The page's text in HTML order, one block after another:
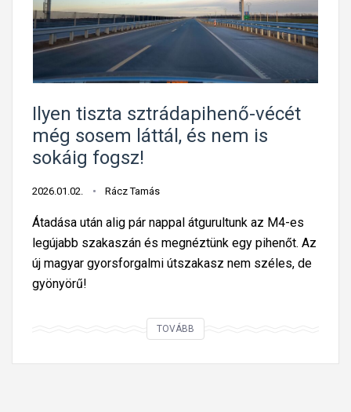
Ilyen tiszta sztrádapihenő-vécét
még sosem láttál, és nem is
sokáig fogsz!
2026.01.02. Rácz Tamás
Átadása után alig pár nappal átgurultunk az M4-es
legújabb szakaszán és megnéztünk egy pihenőt. Az
új magyar gyorsforgalmi útszakasz nem széles, de
gyönyörű!
TOVÁBB
y